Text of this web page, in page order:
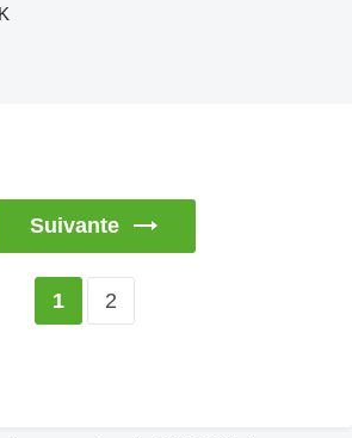
Suivante
1 2